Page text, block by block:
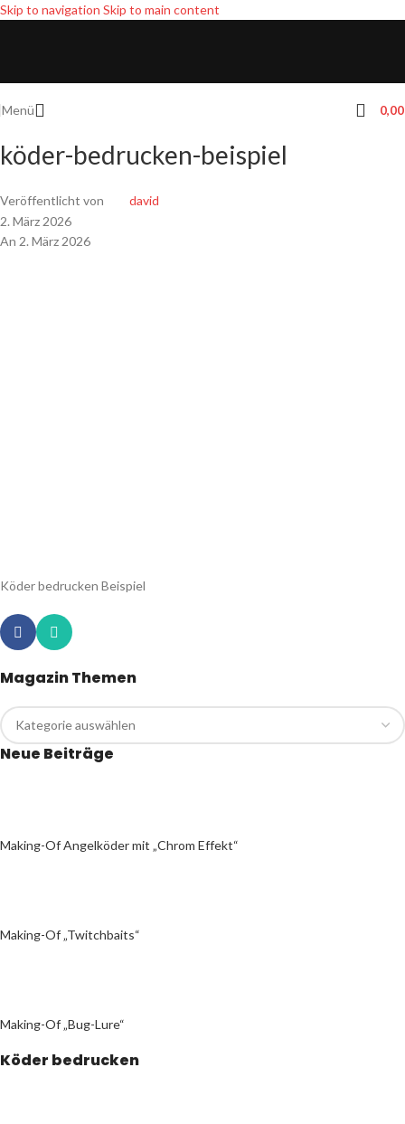
Skip to navigation Skip to main content
Menü
köder-bedrucken-beispiel
Veröffentlicht von
david
2. März 2026
An 2. März 2026
Köder bedrucken Beispiel
Magazin Themen
Neue Beiträge
Making-Of Angelköder mit „Chrom Effekt“
Making-Of „Twitchbaits“
Making-Of „Bug-Lure“
Köder bedrucken